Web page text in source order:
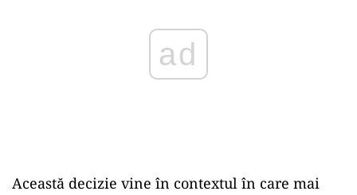
Această decizie vine în contextul în care mai